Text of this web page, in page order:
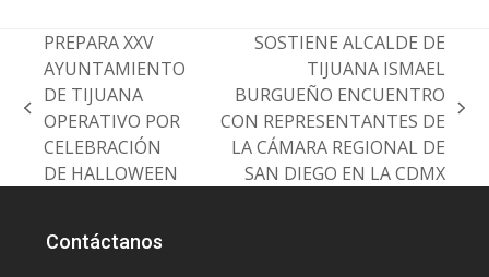
previous
post:
PREPARA XXV
AYUNTAMIENTO
DE TIJUANA
OPERATIVO POR
CELEBRACIÓN
DE HALLOWEEN
next
post:
SOSTIENE ALCALDE DE
TIJUANA ISMAEL
BURGUEÑO ENCUENTRO
CON REPRESENTANTES DE
LA CÁMARA REGIONAL DE
SAN DIEGO EN LA CDMX
Contáctanos